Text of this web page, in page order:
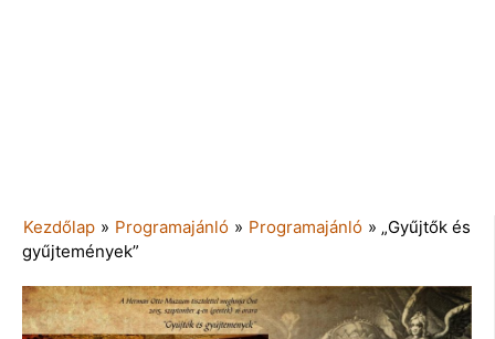
Kezdőlap » Programajánló » Programajánló » „Gyűjtők és
gyűjtemények”